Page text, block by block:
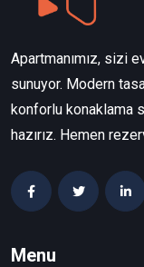
Apartmanımız, sizi
sunuyor. Modern
konforlu konaklama
hazırız. Hemen
Menu